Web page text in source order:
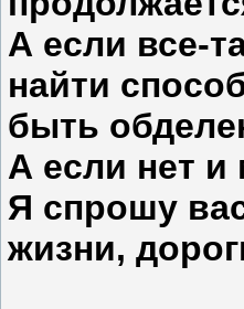
А если все-
найти
быть
А если нет и
Я спрошу
жизни,